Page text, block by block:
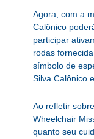
Agora, com a
Calônico
participar
rodas
símbolo de
Silva Calônico
Ao refletir
Wheelchair
quanto seu